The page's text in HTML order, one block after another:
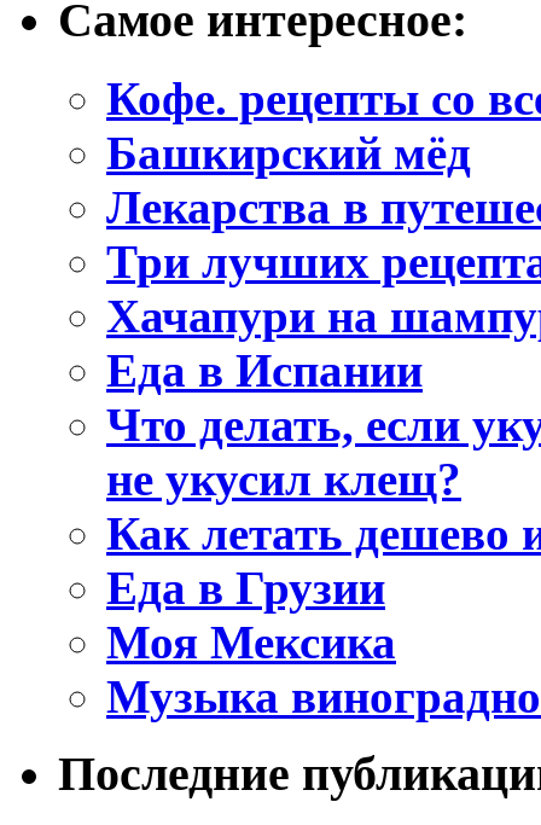
Самое интересное:
Кофе. рецепты со
Башкирский мёд
Лекарства в
Три лучших
Хачапури на
Еда в Испании
Что делать, если
не укусил клещ?
Как летать дешево
Еда в Грузии
Моя Мексика
Музыка
Последние